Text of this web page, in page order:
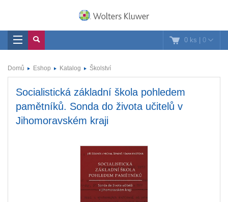
0 ks | 0
Domů Eshop Katalog Školství
Socialistická základní škola pohledem
pamětníků. Sonda do života učitelů v
Jihomoravském kraji